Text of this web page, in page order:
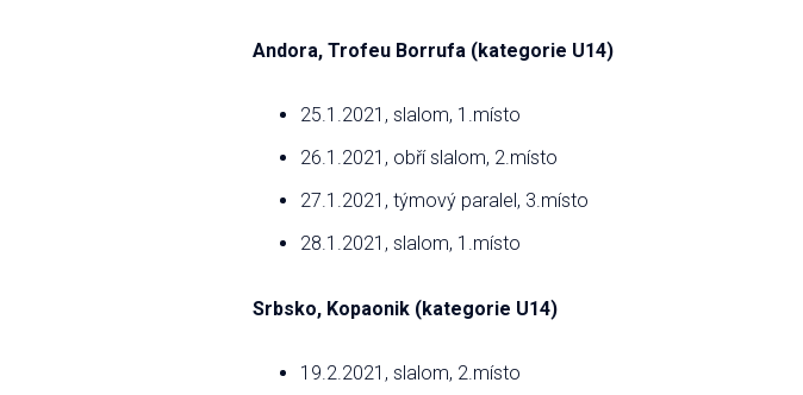
Andora, Trofeu Borrufa (kategorie U14)
25.1.2021, slalom, 1.místo
26.1.2021, obří slalom, 2.místo
27.1.2021, týmový paralel, 3.místo
28.1.2021, slalom, 1.místo
Srbsko, Kopaonik (kategorie U14)
19.2.2021, slalom, 2.místo